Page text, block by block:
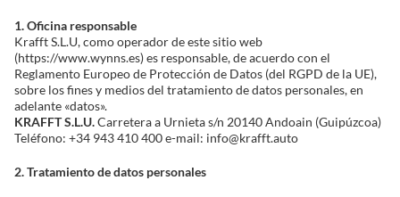
1. Oficina responsable
Krafft S.L.U, como operador de este sitio web
(https://www.wynns.es) es responsable, de acuerdo con el
Reglamento Europeo de Protección de Datos (del RGPD de la UE),
sobre los fines y medios del tratamiento de datos personales, en
adelante «datos».
KRAFFT S.L.U.Carretera a Urnieta s/n 20140 Andoain (Guipúzcoa)
Teléfono: +34 943 410 400 e-mail: info@krafft.auto
2. Tratamiento de datos personales